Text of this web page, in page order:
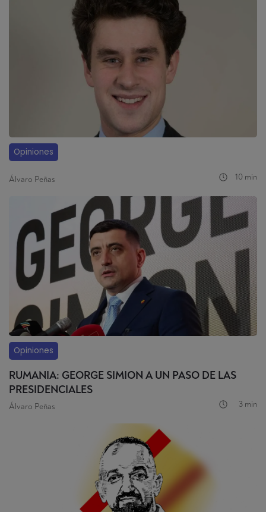
Opiniones
Álvaro Peñas 10 min
Opiniones
RUMANIA: GEORGE SIMION A UN PASO DE LAS
PRESIDENCIALES
Álvaro Peñas 3 min